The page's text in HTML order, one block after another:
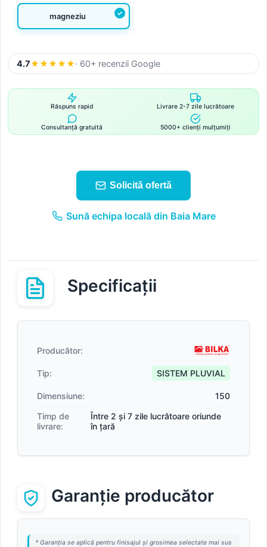
magneziu
4.7★★★★★· 60+ recenzii Google
Răspuns rapid Livrare 2-7 zile lucrătoare
Consultanță gratuită 5000+ clienți mulțumiți
Solicită ofertă
Sună echipa locală din Baia Mare
Specificații
Producător:
Tip: SISTEM PLUVIAL
Dimensiune:
150
Timp de
livrare:
Între 2 și 7 zile lucrătoare oriunde
în țară
Garanție producător
* Garanția se aplică pentru finisajul și grosimea selectate mai sus